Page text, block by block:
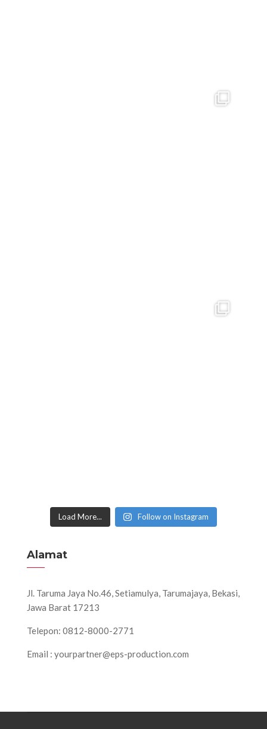
Load More... Follow on Instagram
Alamat
Jl. Taruma Jaya No.46, Setiamulya, Tarumajaya, Bekasi,
Jawa Barat 17213
Telepon: 0812-8000-2771
Email : yourpartner@eps-production.com